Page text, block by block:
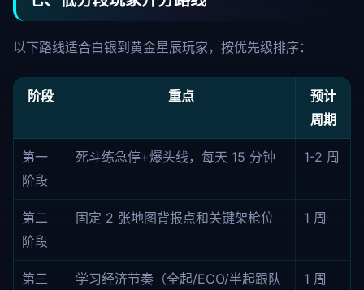
以下路线适合白银到黄金星辰玩家，按优先级排序：
阶段 重点
预计
周期
第一
阶段
死斗练急停+爆头线，每天 15 分钟 1-2 周
第二
阶段
固定 2 张地图背报点和关键架枪位 1 周
第三
学习经济节奏（全起/ECO/半起跟队
1 周